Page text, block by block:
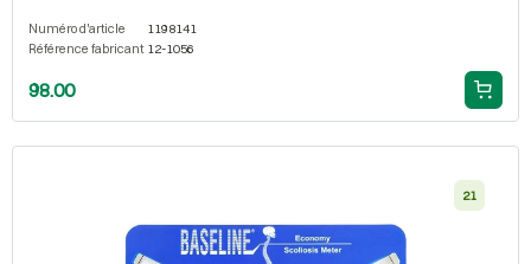
Numéro d'article
1198141
Référence fabricant 12-1056
98.00
21